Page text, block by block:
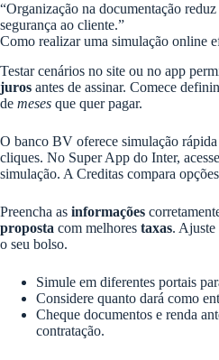
“Organização na documentação
segurança ao cliente.”
Como realizar uma simulação online
Testar cenários no site ou no app
juros antes de assinar. Comece
de meses que quer pagar.
O banco BV oferece simulação
cliques. No Super App do Inter,
simulação. A Creditas compara
Preencha as informações
proposta com melhores taxas. Ajuste
o seu bolso.
Simule em diferentes portais
Considere quanto dará como
Cheque documentos e renda
contratação.